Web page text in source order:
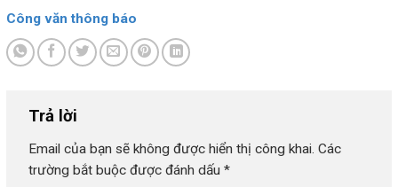
Công văn thông báo
Trả lời
Email của bạn sẽ không được hiển thị công khai. Các
trường bắt buộc được đánh dấu *